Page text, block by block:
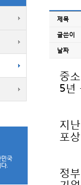
제목
글쓴이
날짜
5년
포